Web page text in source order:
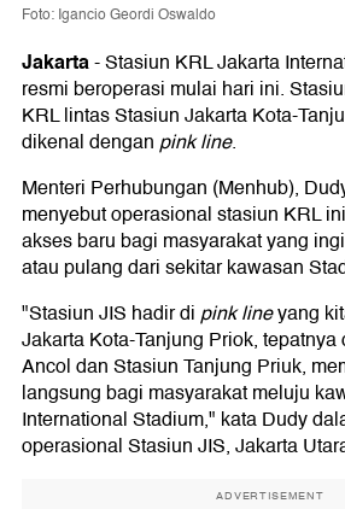
Foto: Igancio Geordi Oswaldo
Jakarta-Stasiun KRL Jakarta
resmi beroperasi mulai hari ini.
KRL lintas Stasiun Jakarta Kota-
dikenal denganpink line.
Menteri Perhubungan (Menhub),
menyebut operasional stasiun KRL
akses baru bagi masyarakat yang
atau pulang dari sekitar kawasan
"Stasiun JIS hadir dipink lineyang
Jakarta Kota-Tanjung Priok,
Ancol dan Stasiun Tanjung Priuk,
langsung bagi masyarakat meluju
International Stadium," kata Dudy
operasional Stasiun JIS, Jakarta
ADVERTISEMENT